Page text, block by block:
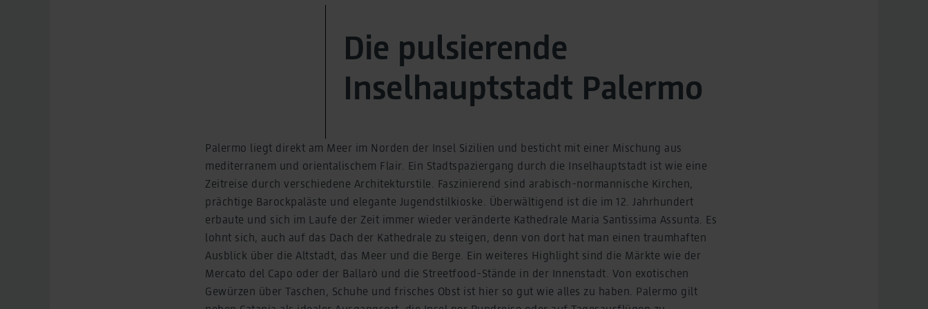
Die pulsierende
Inselhauptstadt Palermo
Palermo liegt direkt am Meer im Norden der Insel Sizilien und besticht mit einer Mischung aus
mediterranem und orientalischem Flair. Ein Stadtspaziergang durch die Inselhauptstadt ist wie eine
Zeitreise durch verschiedene Architekturstile. Faszinierend sind arabisch-normannische Kirchen,
prächtige Barockpaläste und elegante Jugendstilkioske. Überwältigend ist die im 12. Jahrhundert
erbaute und sich im Laufe der Zeit immer wieder veränderte Kathedrale Maria Santissima Assunta. Es
lohnt sich, auch auf das Dach der Kathedrale zu steigen, denn von dort hat man einen traumhaften
Ausblick über die Altstadt, das Meer und die Berge. Ein weiteres Highlight sind die Märkte wie der
Mercato del Capo oder der Ballarò und die Streetfood-Stände in der Innenstadt. Von exotischen
Gewürzen über Taschen, Schuhe und frisches Obst ist hier so gut wie alles zu haben. Palermo gilt